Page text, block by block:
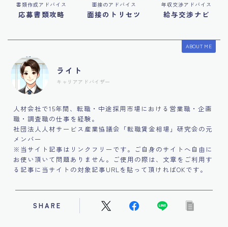
書類作成アドバイス
応募書類攻略
面接のアドバイス
面接のトリセツ
年収交渉アドバイス
給与交渉ナビ
ABOUT ME
ライト
キャリアアドバイザー
人材会社で15年間、転職・中途採用市場における営業職・企画
職・調査職の仕事を経験。
社団法人人材サービス産業協議会「転職賃金相場」研究会の元
メンバー
※当サイト記事はリンクフリーです。ご自身のサイトへ自由に
お使い頂いて問題ありません。ご使用の際は、文章をご利用す
る記事に当サイトの対象記事URLを貼って頂ければOKです。
SHARE